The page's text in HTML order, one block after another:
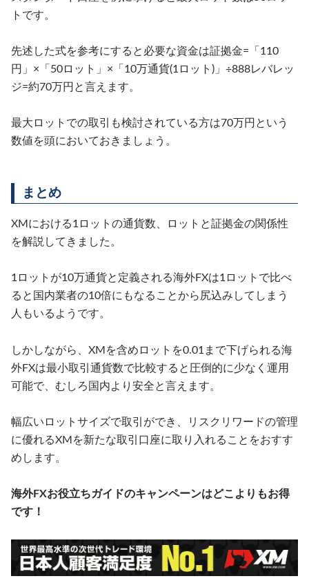
トです。
先述した式を参考にすると必要な資金は証拠金=「110
円」×「50ロット」×「10万通貨(1ロット)」÷888レバレッ
ジ=約70万円と言えます。
最大ロットでの取引も検討されている方は70万円という
数値を頭においておきましょう。
まとめ
XMにおける1ロットの通貨数、ロットと証拠金の関係性
を解説してきました。
1ロットが10万通貨と定義される海外FXは1ロットで比べ
ると国内業者の10倍にもなることから尻込みしてしまう
人もいるようです。
しかしながら、XMを含めロットを0.01まで下げられる海
外FXは最小取引通貨数で比較すると圧倒的に少なく運用
可能で、むしろ国内より安全と言えます。
幅広いロットサイズで取引ができ、リスクリワードの管理
に優れるXMを新たな取引口座に取り入れることをおすす
めします。
海外FXお役立ちガイドのキャンペーンはどこよりもお得
です！